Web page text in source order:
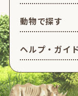
動物で探す
ヘルプ・ガイ